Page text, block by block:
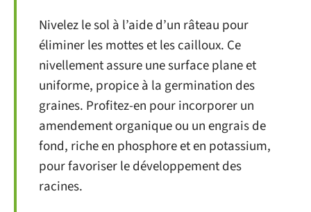
Nivelez le sol à l’aide d’un râteau pour
éliminer les mottes et les cailloux. Ce
nivellement assure une surface plane et
uniforme, propice à la germination des
graines. Profitez-en pour incorporer un
amendement organique ou un engrais de
fond, riche en phosphore et en potassium,
pour favoriser le développement des
racines.